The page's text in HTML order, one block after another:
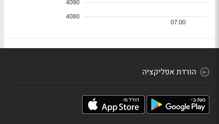
הורדת אפליקציה